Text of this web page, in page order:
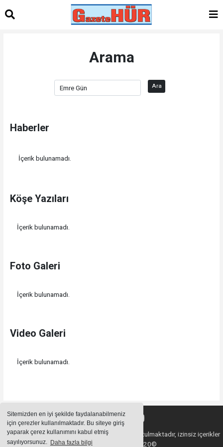
Sitemizden en iyi şekilde faydalanabilmeniz
için çerezler kullanılmaktadır. Bu siteye giriş
yaparak çerez kullanımını kabul etmiş
sayılıyorsunuz. Daha fazla bilgi
Arama
Ara
Haberler
İçerik bulunamadı.
Köşe Yazıları
İçerik bulunamadı.
Foto Galeri
İçerik bulunamadı.
Video Galeri
İçerik bulunamadı.
Sitemizde bulunan içeriklerin tüm hakları saklı tutulmaktadır, izinsiz içerikler
kullanılamaz. Copyright 2020©